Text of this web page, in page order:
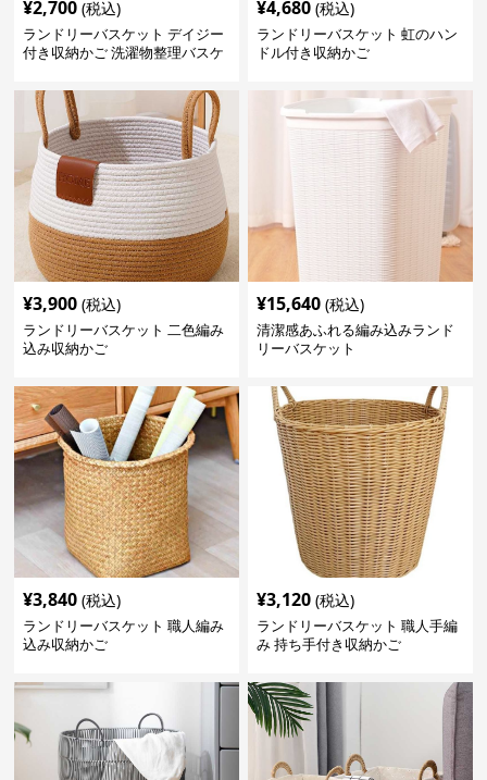
¥2,700 (税込)
ランドリーバスケット デイジー
付き収納かご 洗濯物整理バスケ
¥4,680 (税込)
ランドリーバスケット 虹のハン
ドル付き収納かご
¥3,900 (税込)
ランドリーバスケット 二色編み
込み収納かご
¥15,640 (税込)
清潔感あふれる編み込みランド
リーバスケット
¥3,840 (税込)
ランドリーバスケット 職人編み
込み収納かご
¥3,120 (税込)
ランドリーバスケット 職人手編
み 持ち手付き収納かご